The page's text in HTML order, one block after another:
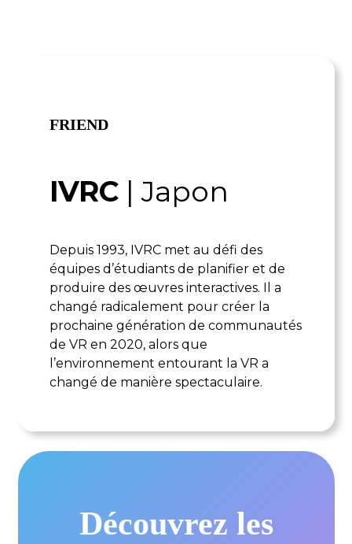
FRIEND
IVRC | Japon
Depuis 1993, IVRC met au défi des
équipes d’étudiants de planifier et de
produire des œuvres interactives. Il a
changé radicalement pour créer la
prochaine génération de communautés
de VR en 2020, alors que
l’environnement entourant la VR a
changé de manière spectaculaire.
Découvrez les